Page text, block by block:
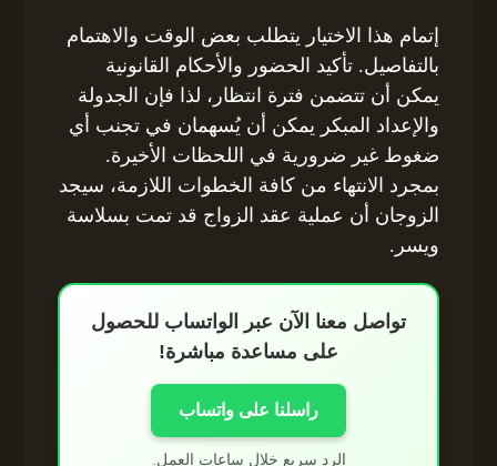
إتمام هذا الاختيار يتطلب بعض الوقت والاهتمام
بالتفاصيل. تأكيد الحضور والأحكام القانونية
يمكن أن تتضمن فترة انتظار، لذا فإن الجدولة
والإعداد المبكر يمكن أن يُسهمان في تجنب أي
ضغوط غير ضرورية في اللحظات الأخيرة.
بمجرد الانتهاء من كافة الخطوات اللازمة، سيجد
الزوجان أن عملية عقد الزواج قد تمت بسلاسة
ويسر.
تواصل معنا الآن عبر الواتساب للحصول
على مساعدة مباشرة!
راسلنا على واتساب
الرد سريع خلال ساعات العمل.